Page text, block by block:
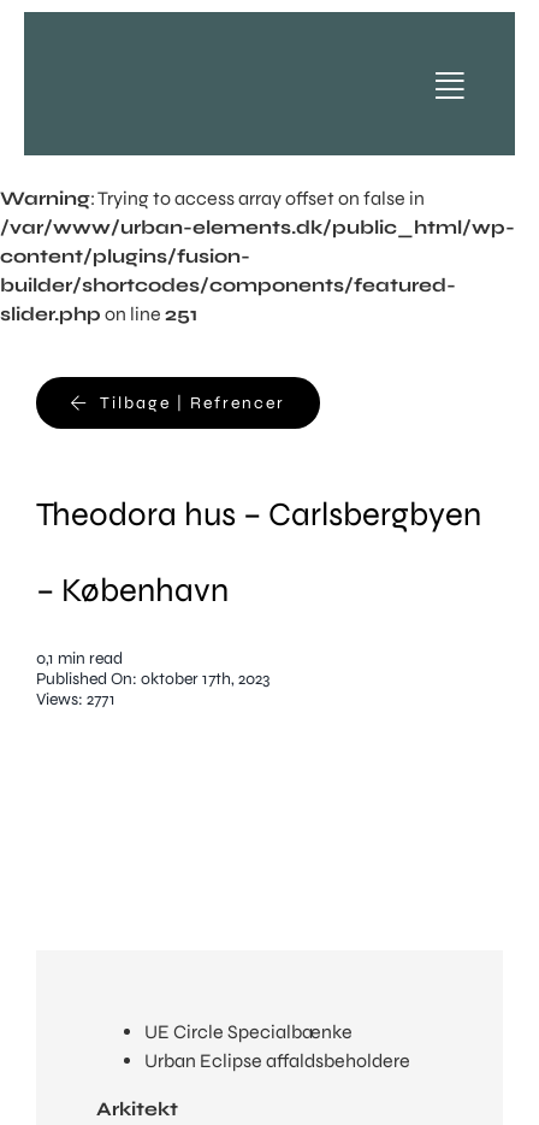
Skip
Warning: Trying to access array offset on false in
/var/www/urban-elements.dk/public_html/wp-
content/plugins/fusion-
builder/shortcodes/components/featured-
slider.php on line 251
Tilbage | Refrencer
Theodora hus – Carlsbergbyen
– København
0,1 min read
Published On: oktober 17th, 2023
Views: 2771
UE Circle Specialbænke
Urban Eclipse affaldsbeholdere
Arkitekt
Produkter
Vælg
Referencer
Kunder
Downloads
Hent
Om
Kontakt